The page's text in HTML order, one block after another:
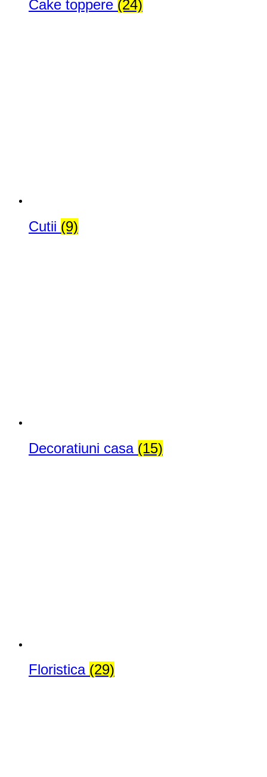
Cake toppere (24)
Cutii (9)
Decoratiuni casa (15)
Floristica (29)